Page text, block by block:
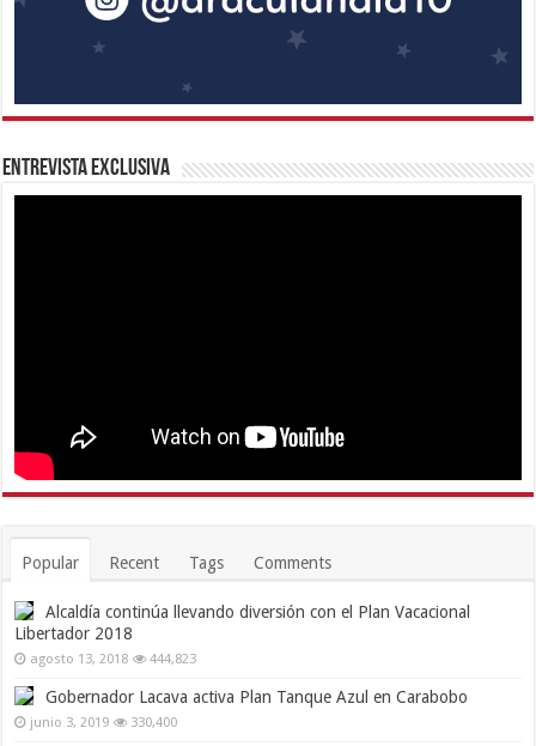
Entrevista Exclusiva
Popular Recent Tags Comments
Alcaldía continúa llevando diversión con el Plan Vacacional
Libertador 2018
agosto 13, 2018 444,823
Gobernador Lacava activa Plan Tanque Azul en Carabobo
junio 3, 2019 330,400